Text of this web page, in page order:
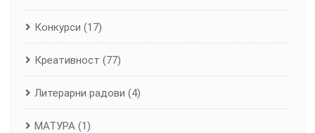
Конкурси (17)
Креативност (77)
Литерарни радови (4)
МАТУРА (1)